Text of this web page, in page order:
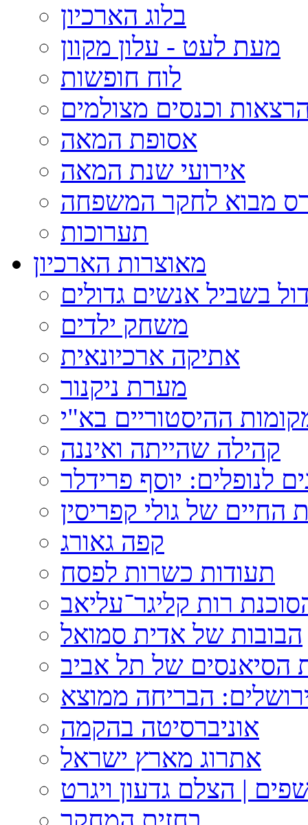
בלוג הארכיון
מעת לעט - עלון מקוון
לוח חופשות
וכנסים מצולמים
אסופת המאה
אירועי שנת המאה
מבוא לחקר המשפחה
תערוכות
מאוצרות הארכיון
בשביל אנשים גדולים
משחק ילדים
אתיקה ארכיונאית
מערת ניקנור
ההיסטוריים בא"י
קהילה שהייתה ואיננה
לנופלים: יוסף פרידלר
החיים של גולי קפריסין
קפה גאורג
תעודות כשרות לפסח
רות קליגר־עליאב
הבובות של אדית סמואל
של תל אביב
הבריחה ממוצא
אוניברסיטה בהקמה
אתרוג מארץ ישראל
| הצלם גדעון ויגרט